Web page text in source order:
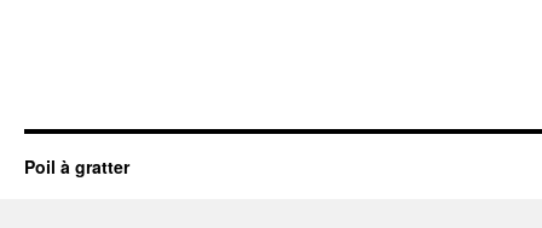
Poil à gratter